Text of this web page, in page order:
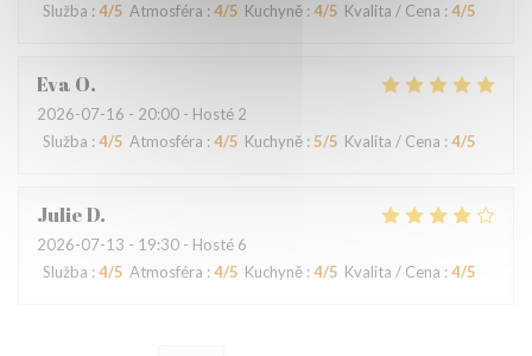
Služba : 4/5 Atmosféra : 4/5 Kuchyně : 4/5 Kvalita / Cena : 4/5
Eva O
2026-07-16 - 20:00 - Hosté 2
Služba : 4/5 Atmosféra : 4/5 Kuchyně : 5/5 Kvalita / Cena : 4/5
JulieD
2026-07-13 - 19:30 - Hosté 6
Služba :4/5 Atmosféra :4/5 Kuchyně :4/5 Kvalita / Cena :4/5